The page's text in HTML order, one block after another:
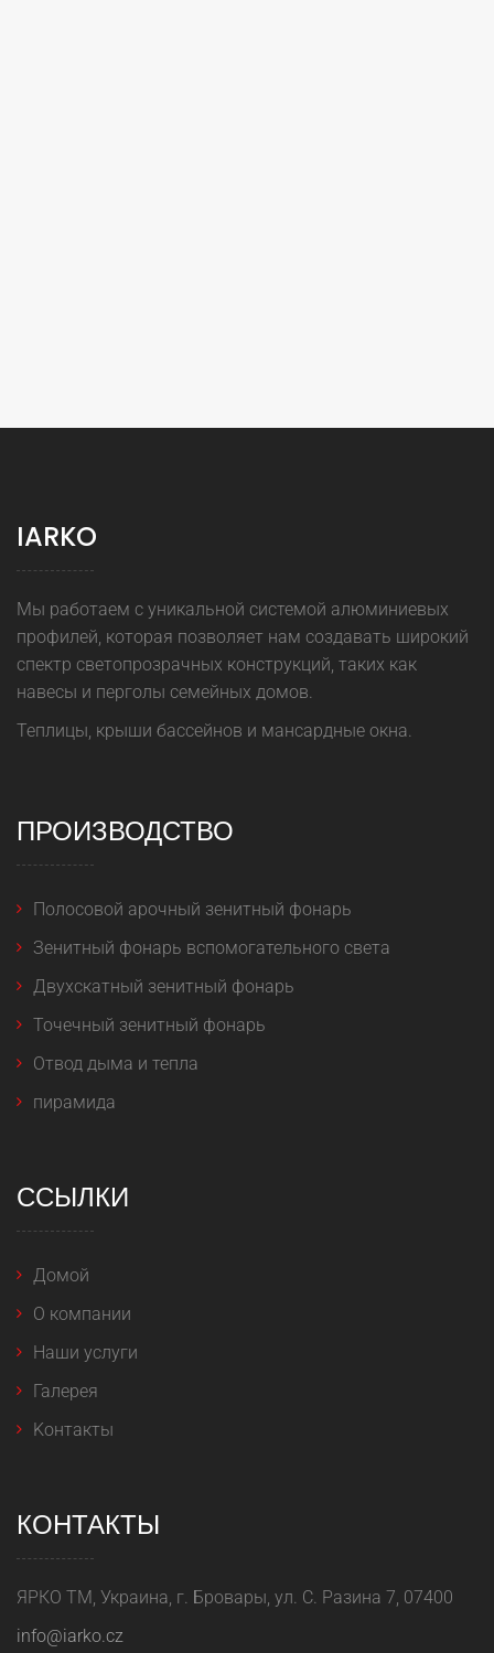
IARKO
Мы работаем с уникальной системой алюминиевых
профилей, которая позволяет нам создавать широкий
спектр светопрозрачных конструкций, таких как
навесы и перголы семейных домов.
Теплицы, крыши бассейнов и мансардные окна.
ПРОИЗВОДСТВО
Полосовой арочный зенитный фонарь
Зенитный фонарь вспомогательного света
Двухскатный зенитный фонарь
Точечный зенитный фонарь
Отвод дыма и тепла
пирамида
ССЫЛКИ
Домой
O компании
Наши услуги
Галерея
Kонтакты
КОНТАКТЫ
ЯРКО ТМ, Украина, г. Бровары, ул. С. Разина 7, 07400
info@iarko.cz